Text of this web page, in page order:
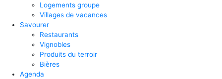
Logements groupe
Villages de vacances
Savourer
Restaurants
Vignobles
Produits du terroir
Bières
Agenda